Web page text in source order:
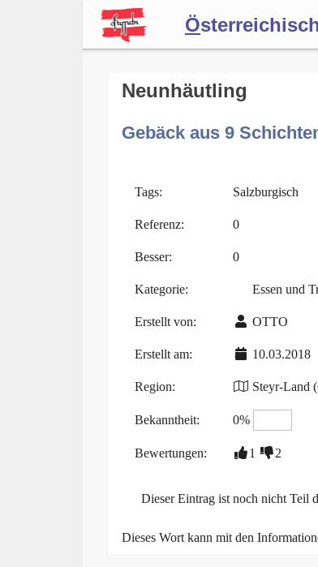
Ö
Forum
Blog
Neunhäutling
Gebäck aus 9
Tags: Salzburgisch
Referenz: 0
Besser: 0
Kategorie: Essen und
Erstellt von: OTTO
Erstellt am: 10.03.2018
Region: Steyr-Land
Bekanntheit: 0%
Bewertungen: 1 2
Dieser Eintrag ist noch nicht Teil
Dieses Wort kann mit den